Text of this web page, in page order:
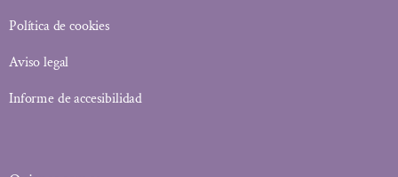
Política de cookies
Aviso legal
Informe de accesibilidad